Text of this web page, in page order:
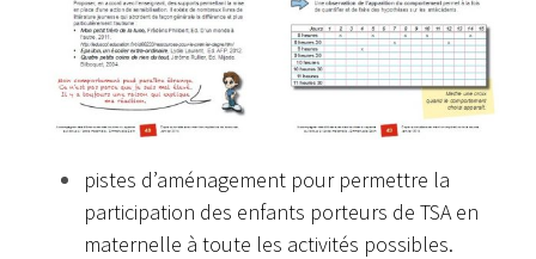
pistes d’aménagement pour permettre la
participation des enfants porteurs de TSA en
maternelle à toute les activités possibles.